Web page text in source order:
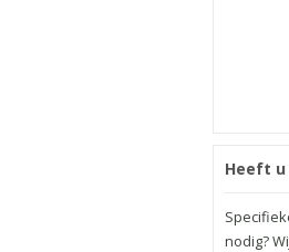
Heeft u
nodig?